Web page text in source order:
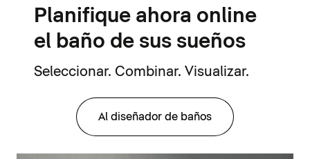
Planifique ahora online
el baño de sus sueños
Seleccionar. Combinar. Visualizar.
Al diseñador de baños